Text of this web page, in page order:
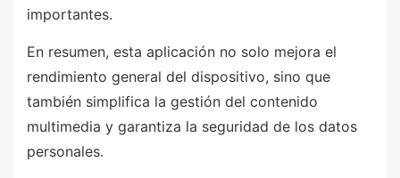
importantes.
En resumen, esta aplicación no solo mejora el
rendimiento general del dispositivo, sino que
también simplifica la gestión del contenido
multimedia y garantiza la seguridad de los datos
personales.